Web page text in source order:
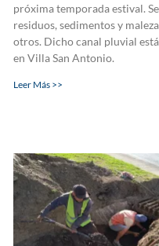
próxima temporada estival.
residuos, sedimentos y
otros. Dicho canal pluvial
en Villa San Antonio.
Leer Más >>